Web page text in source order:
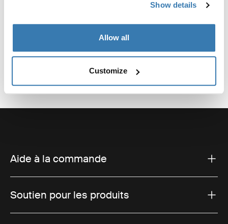
Show details
Allow all
Customize
Aide à la commande
Soutien pour les produits